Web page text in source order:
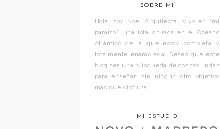
SOBRE MÍ
Hola, soy Noe. Arquitecta. Vivo en “mi
paraíso”, una isla situada en el Océano
Atlántico de la que estoy completa y
totalmente enamorada. Deseo que este
blog sea una búsqueda de cositas lindas
para enseñar, sin ningún otro objetivo
más que disfrutar.
MI ESTUDIO